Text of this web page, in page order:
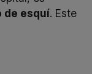
de esquí. Este